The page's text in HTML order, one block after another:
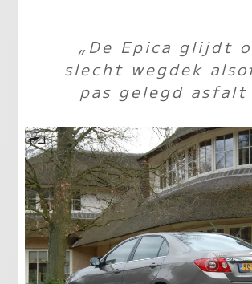
„De Epica glijdt
slecht wegdek
pas gelegd asfalt